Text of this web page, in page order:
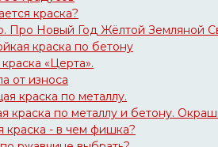
краска?
Про Новый Год Жёлтой Земляной
краска по бетону
«Церта».
от износа
краска по металлу.
краска по металлу и бетону.
краска - в чем фишка?